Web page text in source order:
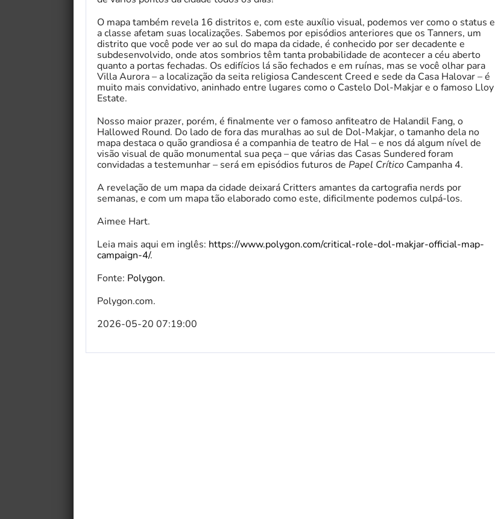
O mapa também revela 16 distritos e, com este auxílio visual, podemos ver como o status e
a classe afetam suas localizações. Sabemos por episódios anteriores que os Tanners, um
distrito que você pode ver ao sul do mapa da cidade, é conhecido por ser decadente e
subdesenvolvido, onde atos sombrios têm tanta probabilidade de acontecer a céu aberto
quanto a portas fechadas. Os edifícios lá são fechados e em ruínas, mas se você olhar para
Villa Aurora – a localização da seita religiosa Candescent Creed e sede da Casa Halovar – é
muito mais convidativo, aninhado entre lugares como o Castelo Dol-Makjar e o famoso Lloy
Estate.
Nosso maior prazer, porém, é finalmente ver o famoso anfiteatro de Halandil Fang, o
Hallowed Round. Do lado de fora das muralhas ao sul de Dol-Makjar, o tamanho dela no
mapa destaca o quão grandiosa é a companhia de teatro de Hal – e nos dá algum nível de
visão visual de quão monumental sua peça – que várias das Casas Sundered foram
convidadas a testemunhar – será em episódios futuros de Papel Crítico Campanha 4.
A revelação de um mapa da cidade deixará Critters amantes da cartografia nerds por
semanas, e com um mapa tão elaborado como este, dificilmente podemos culpá-los.
Aimee Hart.
Leia mais aqui em inglês: https://www.polygon.com/critical-role-dol-makjar-official-map-
campaign-4/.
Fonte: Polygon.
Polygon.com.
2026-05-20 07:19:00